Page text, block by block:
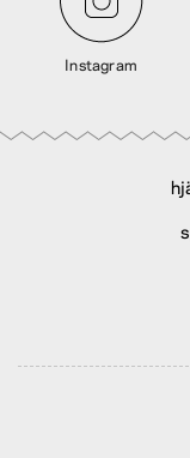
Instagram